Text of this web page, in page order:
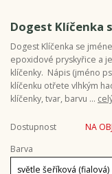
Dogest Klíčenka
Dogest Klíčenka se
epoxidové pryskyřice a
klíčenky. Nápis (jméno
klíčenku otřete vlhkým
klíčenky, tvar, barvu ...
Dostupnost
NA
Barva